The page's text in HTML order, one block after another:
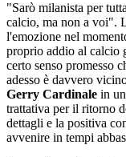
"Sarò milanista per
calcio, ma non a voi".
l'emozione nel
proprio addio al calcio
certo senso promesso
adesso è davvero
Gerry Cardinale in
trattativa per il ritorno
dettagli e la positiva
avvenire in tempi